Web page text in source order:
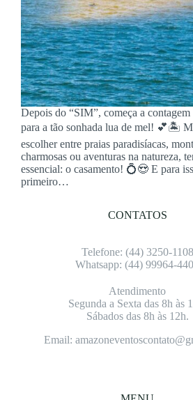
Depois do “SIM”, começa a contagem
para a tão sonhada lua de mel! 💕🏝️
escolher entre praias paradisíacas,
charmosas ou aventuras na natureza,
essencial: o casamento! 💍😍 E para
primeiro…
CONTATOS
Telefone: (44) 3250-1108
Whatsapp: (44) 99964-
Atendimento
Segunda a Sexta das 8h às
Sábados das 8h às 12h.
Email: